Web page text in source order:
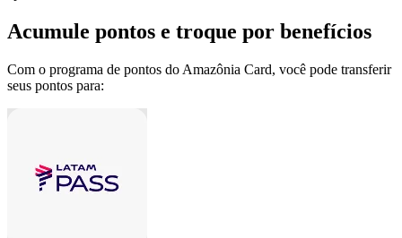
Acumule pontos e troque por benefícios
Com o programa de pontos do Amazônia Card, você pode transferir
seus pontos para: